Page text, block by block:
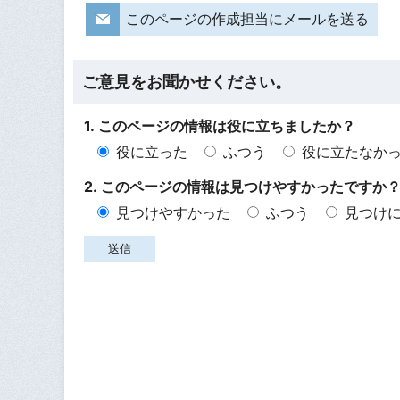
このページの作成担当にメールを送る
ご意見をお聞かせください。
1. このページの情報は役に立ちましたか？
役に立った
ふつう
役に立たなか
2. このページの情報は見つけやすかったですか？
見つけやすかった
ふつう 見つけ